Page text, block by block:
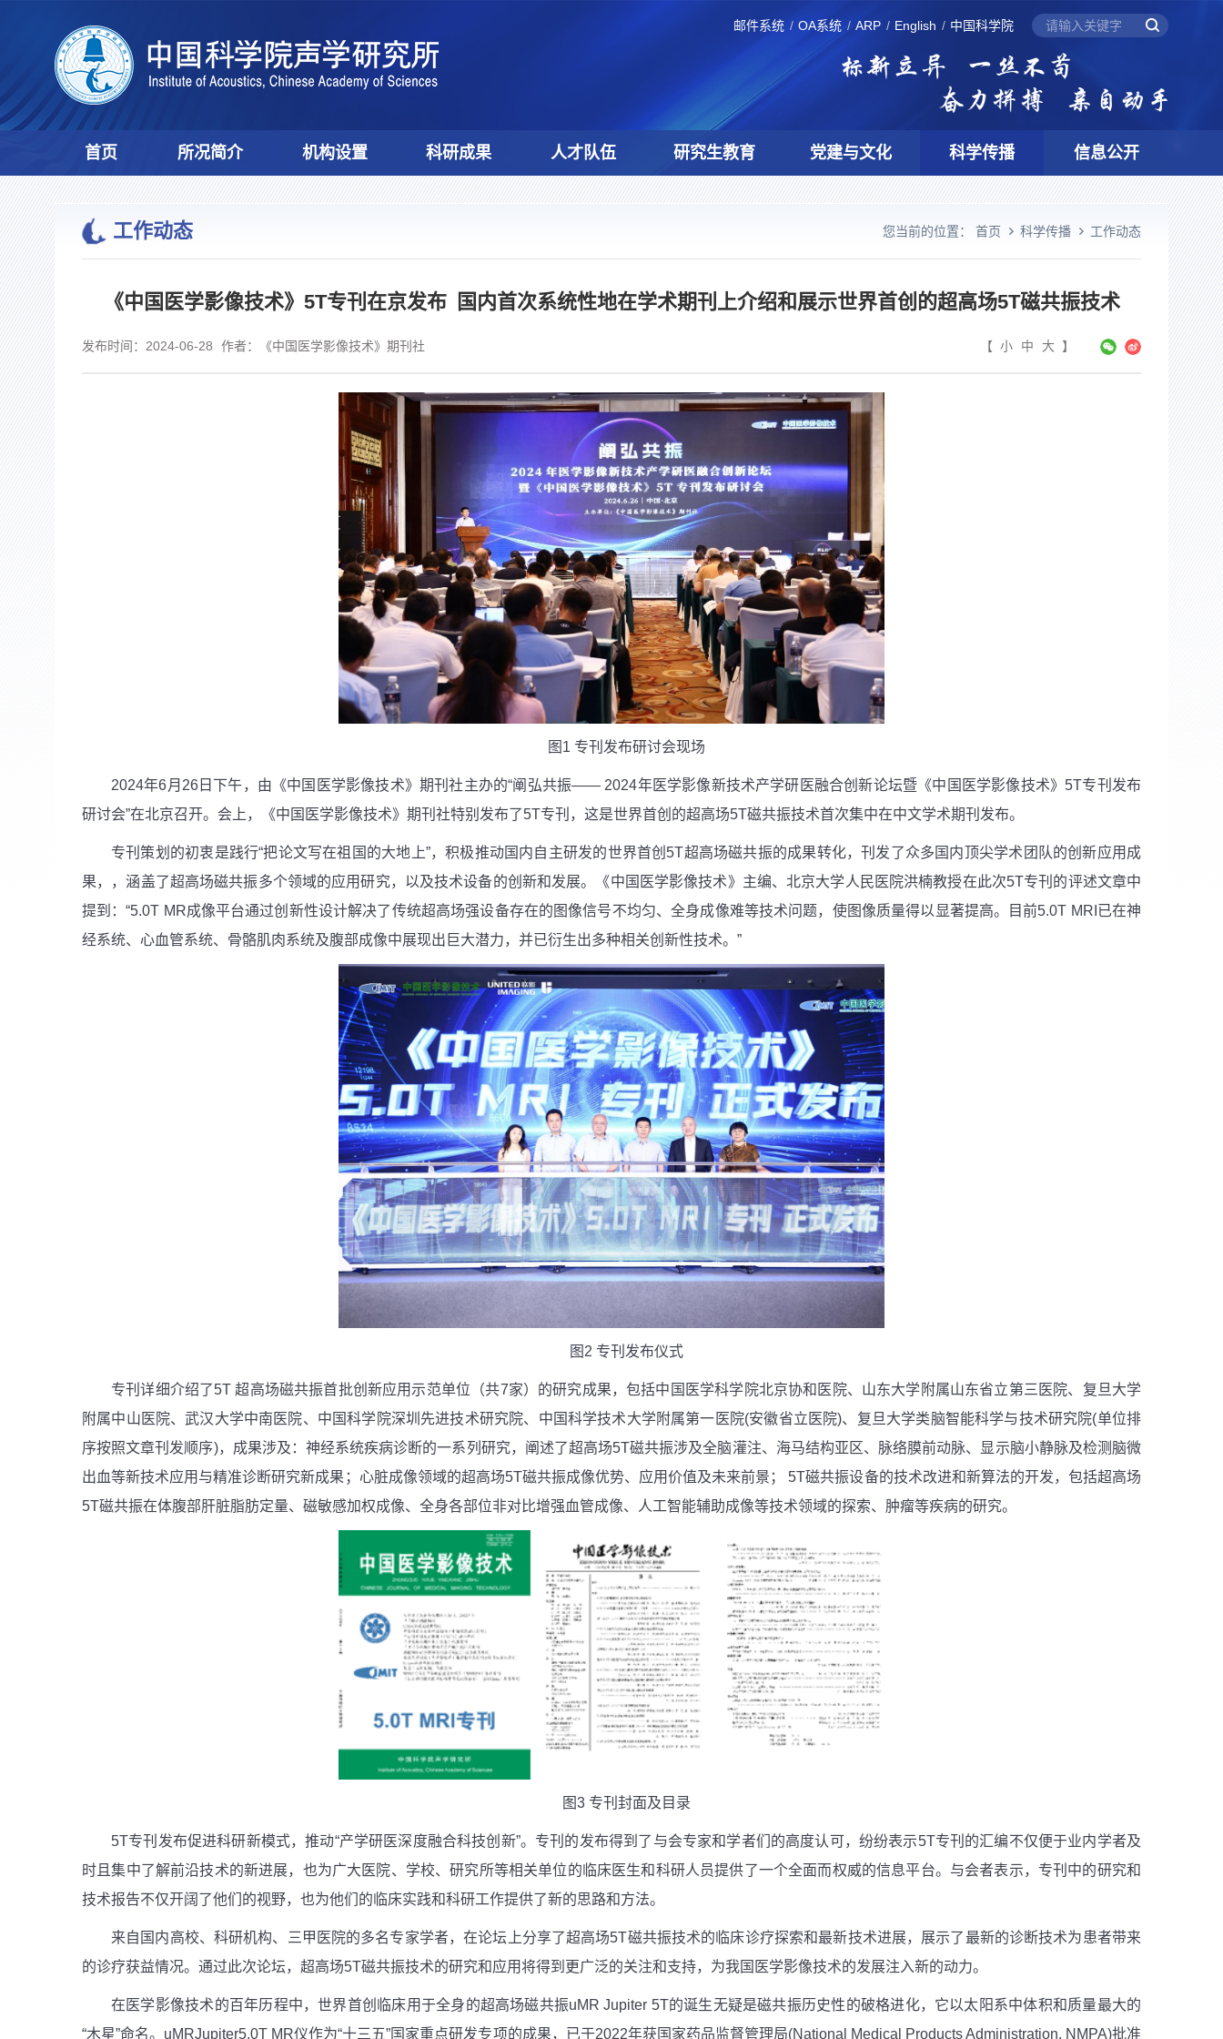
邮件系统 OA系统 ARP English 中国科学院
首页 所况简介 机构设置 科研成果 人才队伍 研究生教育 党建与文化 科学传播 信息公开
工作动态 您当前的位置： 首页 科学传播 工作动态
《中国医学影像技术》5T专刊在京发布 国内首次系统性地在学术期刊上介绍和展示世界首创的超高场5T磁共振技术
发布时间：2024-06-28 作者：《中国医学影像技术》期刊社 【 小 中 大 】
图 1 专刊发布研讨会现场
2024年6月 26日下午，由《中国医学影像技术》期刊社主办的“阐弘共振—— 2024年医学影像新技术产学研医融合创新论坛暨《中国医学影像技术》5T专刊发布
研讨会”在北京召开。会上，《中国医学影像技术》期刊社特别发布了5T专刊，这是世界首创的超高场5T磁共振技术首次集中在中文学术期刊发布。
专刊策划的初衷是践行“把论文写在祖国的大地上”，积极推动国内自主研发的世界首创5T超高场磁共振的成果转化，刊发了众多国内顶尖学术团队的创新应用成
果，，涵盖了超高场磁共振多个领域的应用研究，以及技术设备的创新和发展。《中国医学影像技术》主编、北京大学人民医院洪楠教授在此次5T专刊的评述文章中
提到：“5.0T MR成像平台通过创新性设计解决了传统超高场强设备存在的图像信号不均匀、全身成像难等技术问题，使图像质量得以显著提高。目前5.0T MRI 已在神
经系统、心血管系统、骨骼肌肉系统及腹部成像中展现出巨大潜力，并已衍生出多种相关创新性技术。”
图 2 专刊发布仪式
专刊详细介绍了5T超高场磁共振首批创新应用示范单位（共7家）的研究成果，包括中国医学科学院北京协和医院、山东大学附属山东省立第三医院、复旦大学
附属中山医院、武汉大学中南医院、中国科学院深圳先进技术研究院、中国科学技术大学附属第一医院(安徽省立医院)、复旦大学类脑智能科学与技术研究院(单位排
序按照文章刊发顺序)，成果涉及：神经系统疾病诊断的一系列研究，阐述了超高场5T磁共振涉及全脑灌注、海马结构亚区、脉络膜前动脉、显示脑小静脉及检测脑微
出血等新技术应用与精准诊断研究新成果；心脏成像领域的超高场5T磁共振成像优势、应用价值及未来前景；5T磁共振设备的技术改进和新算法的开发，包括超高场
5T磁共振在体腹部肝脏脂肪定量、磁敏感加权成像、全身各部位非对比增强血管成像、人工智能辅助成像等技术领域的探索、肿瘤等疾病的研究。
图3 专刊封面及目录
5T专刊发布促进科研新模式，推动“产学研医深度融合科技创新”。专刊的发布得到了与会专家和学者们的高度认可，纷纷表示5T专刊的汇编不仅便于业内学者及
时且集中了解前沿技术的新进展，也为广大医院、学校、研究所等相关单位的临床医生和科研人员提供了一个全面而权威的信息平台。与会者表示，专刊中的研究和
技术报告不仅开阔了他们的视野，也为他们的临床实践和科研工作提供了新的思路和方法。
来自国内高校、科研机构、三甲医院的多名专家学者，在论坛上分享了超高场5T磁共振技术的临床诊疗探索和最新技术进展，展示了最新的诊断技术为患者带来
的诊疗获益情况。通过此次论坛，超高场5T磁共振技术的研究和应用将得到更广泛的关注和支持，为我国医学影像技术的发展注入新的动力。
在医学影像技术的百年历程中，世界首创临床用于全身的超高场磁共振uMR Jupiter 5T的诞生无疑是磁共振历史性的破格进化，它以太阳系中体积和质量最大的
“木星”命名。 uMRJupiter5.0T MR仪作为“十三五”国家重点研发专项的成果，已于2022年获国家药品监督管理局(National Medical Products Administration, NMPA)批准